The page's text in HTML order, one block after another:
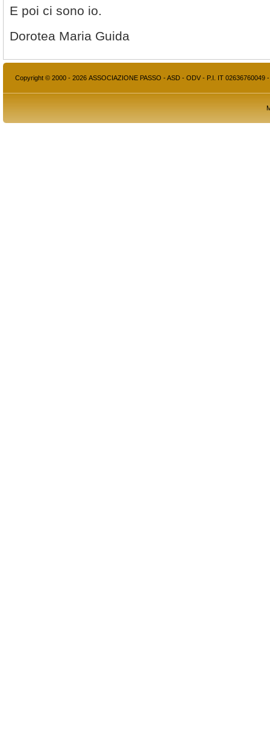
E poi ci sono io.
Dorotea Maria Guida
Copyright © 2000 - 2026 ASSOCIAZIONE PASSO - ASD - ODV - P.I. IT 02636760049